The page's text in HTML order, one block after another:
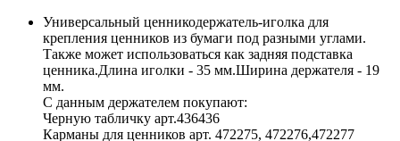
Универсальный ценникодержатель-иголка для
крепления ценников из бумаги под разными углами.
Также может использоваться как задняя подставка
ценника.Длина иголки - 35 мм.Ширина держателя - 19
мм.
С данным держателем покупают:
Черную табличку арт.436436
Карманы для ценников арт. 472275, 472276,472277